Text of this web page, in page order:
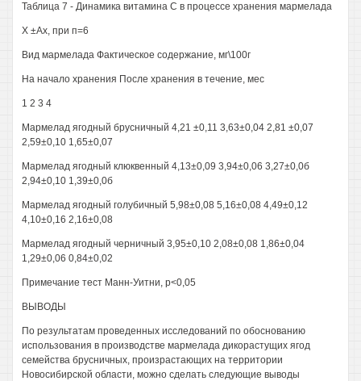
Таблица 7 - Динамика витамина С в процессе хранения мармелада
X ±Ах, при п=6
Вид мармелада Фактическое содержание, мг\100г
На начало хранения После хранения в течение, мес
1 2 3 4
Мармелад ягодный брусничный 4,21 ±0,11 3,63±0,04 2,81 ±0,07
2,59±0,10 1,65±0,07
Мармелад ягодный клюквенный 4,13±0,09 3,94±0,06 3,27±0,0б
2,94±0,10 1,39±0,0б
Мармелад ягодный голубичный 5,98±0,08 5,16±0,08 4,49±0,12
4,10±0,16 2,16±0,08
Мармелад ягодный черничный 3,95±0,10 2,08±0,08 1,86±0,04
1,29±0,06 0,84±0,02
Примечание тест Манн-Уитни, р<0,05
ВЫВОДЫ
По результатам проведенных исследований по обоснованию
использования в производстве мармелада дикорастущих ягод
семейства брусничных, произрастающих на территории
Новосибирской области, можно сделать следующие выводы